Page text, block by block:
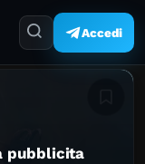
Accedi
pubblicita